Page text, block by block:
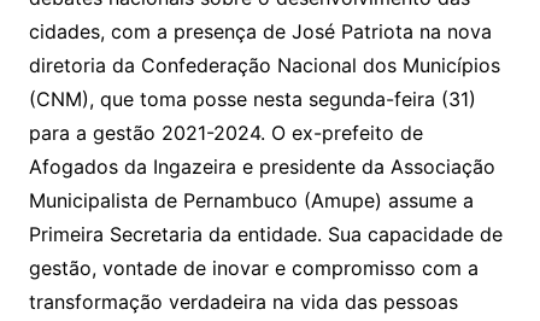
cidades, com a presença de José Patriota na nova
diretoria da Confederação Nacional dos Municípios
(CNM), que toma posse nesta segunda-feira (31)
para a gestão 2021-2024. O ex-prefeito de
Afogados da Ingazeira e presidente da Associação
Municipalista de Pernambuco (Amupe) assume a
Primeira Secretaria da entidade. Sua capacidade de
gestão, vontade de inovar e compromisso com a
transformação verdadeira na vida das pessoas